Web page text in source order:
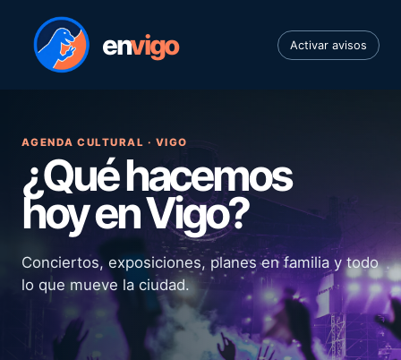
envigo Activar avisos
AGENDA CULTURAL · VIGO
¿Qué hacemos
hoy en Vigo?
Conciertos, exposiciones, planes en familia y todo
lo que mueve la ciudad.